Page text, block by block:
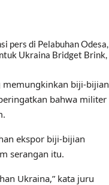
pers di Pelabuhan Odesa,
Ukraina Bridget Brink,
memungkinkan biji-bijian
bahwa militer
ekspor biji-bijian
serangan itu.
Ukraina,” kata juru